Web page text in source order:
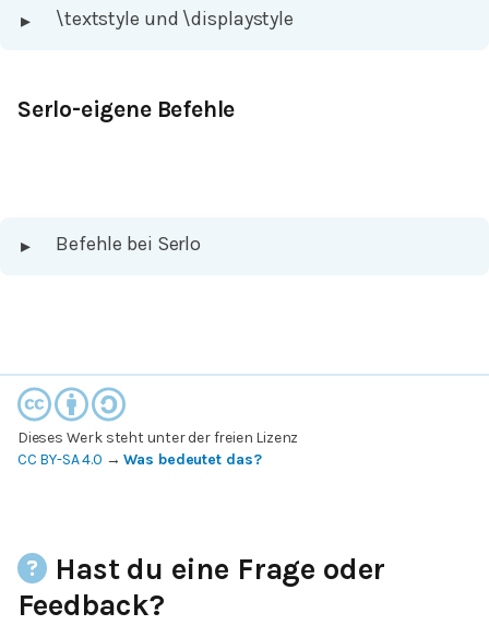
▸ \textstyle und \displaystyle
Serlo-eigene Befehle
▸ Befehle bei Serlo
Dieses Werk steht unter der freien Lizenz
CC BY-SA 4.0 →Was bedeutet das?
Hast du eine Frage oder
Feedback?